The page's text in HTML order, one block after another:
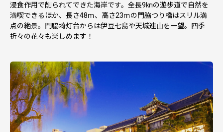
【個人情報の取り扱い】
・当自治体は返礼品配送に係る業務及び問合わせ業務（寄
附情報の提供サービスを含む）をふるさと納税サポートセ
・寄附決済完了後ふるさと納税サポートセンターより返礼
品配送および配送情報等の確認方法に関する案内を送付し
ます。
※当自治体は寄附受領証明書の送付業務をふるさと納税サ
ポートセンターに委託しており寄附申込情報をふるさと納
税サポートセンターに提供します。
・配送先が寄附者様のご住所と異なる場合は、寄附者様の
浸食作用で削られてできた海岸です。全長9㎞の遊歩道で自然を
満喫できるほか、長さ48ｍ、高さ23ｍの門脇つり橋はスリル満
点の絶景。門脇埼灯台からは伊豆七島や天城連山を一望。四季
折々の花々も楽しめます！